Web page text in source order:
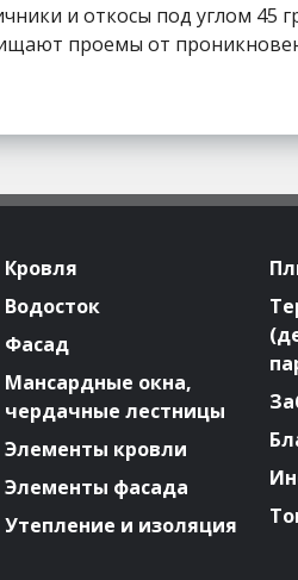
и откосы под углом 45
проемы от
Кровля
Водосток
Фасад
Мансардные окна,
чердачные лестницы
Элементы кровли
Элементы фасада
Утепление и изоляция